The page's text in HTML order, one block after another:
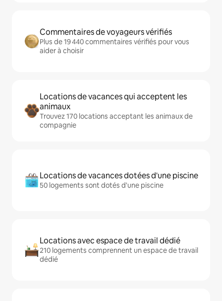
Commentaires de voyageurs vérifiés
Plus de 19 440 commentaires vérifiés pour vous
aider à choisir
Locations de vacances qui acceptent les
animaux
Trouvez 170 locations acceptant les animaux de
compagnie
Locations de vacances dotées d'une piscine
50 logements sont dotés d'une piscine
Locations avec espace de travail dédié
210 logements comprennent un espace de travail
dédié